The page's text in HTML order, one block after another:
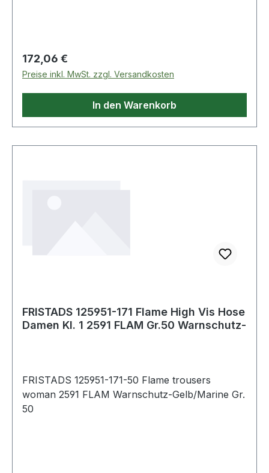
Regulärer Preis:
172,06 €
Preise inkl. MwSt. zzgl. Versandkosten
In den Warenkorb
FRISTADS 125951-171 Flame High Vis Hose
Damen Kl. 1 2591 FLAM Gr.50 Warnschutz-
FRISTADS 125951-171-50 Flame trousers
woman 2591 FLAM Warnschutz-Gelb/Marine Gr.
50